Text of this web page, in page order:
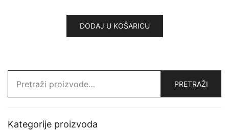
DODAJ U KOŠARICU
PRETRAŽI
Kategorije proizvoda